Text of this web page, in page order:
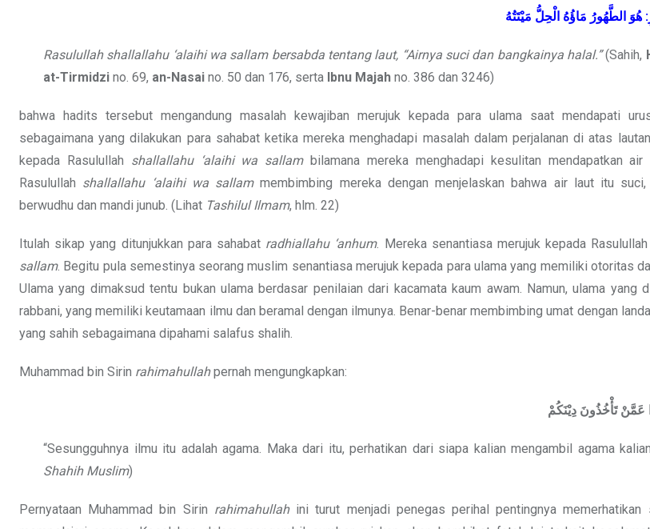
: هُوَ الطَّهُورُ مَاؤُهُ الْحِلُّ مَيْتَتُهُ
Rasulullah shallallahu ‘alaihi wa sallam bersabda tentang laut, “Airnya suci dan bangkainya halal.”(Sahih,
at-Tirmidzi no. 69, an-Nasai no. 50 dan 176, serta Ibnu Majah no. 386 dan 3246)
bahwa hadits tersebut mengandung masalah kewajiban merujuk kepada para ulama saat mendapati
sebagaimana yang dilakukan para sahabat ketika mereka menghadapi masalah dalam perjalanan di atas
kepada Rasulullah shallallahu ‘alaihi wa sallambilamana mereka menghadapi kesulitan mendapatkan air
Rasulullah shallallahu ‘alaihi wa sallammembimbing mereka dengan menjelaskan bahwa air laut itu suci,
berwudhu dan mandi junub. (Lihat Tashilul Ilmam, hlm. 22)
Itulah sikap yang ditunjukkan para sahabat radhiallahu ‘anhum. Mereka senantiasa merujuk kepada Rasulullah
sallam. Begitu pula semestinya seorang muslim senantiasa merujuk kepada para ulama yang memiliki otoritas
Ulama yang dimaksud tentu bukan ulama berdasar penilaian dari kacamata kaum awam. Namun, ulama yang
rabbani, yang memiliki keutamaan ilmu dan beramal dengan ilmunya. Benar-benar membimbing umat dengan
yang sahih sebagaimana dipahami salafus shalih.
Muhammad bin Sirin rahimahullahpernah mengungkapkan:
عَمَّنْ تَأْخُذُونَ دِيْنَكُمْ
“Sesungguhnya ilmu itu adalah agama. Maka dari itu, perhatikan dari siapa kalian mengambil agama
Shahih Muslim)
Pernyataan Muhammad bin Sirin rahimahullahini turut menjadi penegas perihal pentingnya memerhatikan